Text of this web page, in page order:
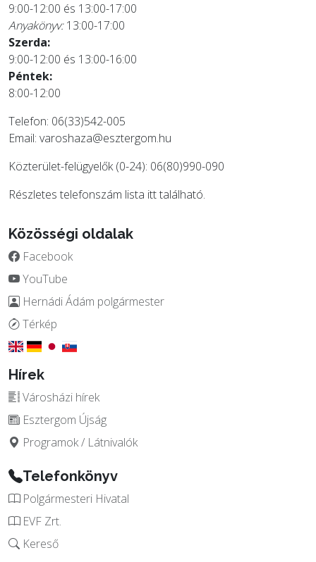
9:00-12:00 és 13:00-17:00
Anyakönyv:13:00-17:00
Szerda:
9:00-12:00 és 13:00-16:00
Péntek:
8:00-12:00
Telefon: 06(33)542-005
Email: varoshaza@esztergom.hu
Közterület-felügyelők (0-24): 06(80)990-090
Részletes telefonszám lista itttalálható.
Közösségi oldalak
Facebook
YouTube
Hernádi Ádám polgármester
Térkép
Hírek
Városházi hírek
Esztergom Újság
Programok / Látnivalók
Telefonkönyv
Polgármesteri Hivatal
EVF Zrt.
Kereső